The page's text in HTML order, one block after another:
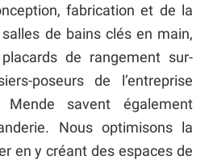
fabrication et de la
de bains clés en main,
de rangement sur-
poseurs de l’entreprise
Mende savent également
Nous optimisons la
en y créant des espaces de